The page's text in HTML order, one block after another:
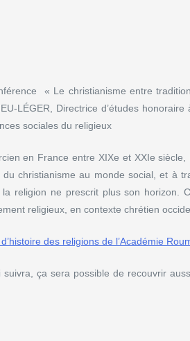
« Le christianisme entre
LÉGER, Directrice d’études honoraire
sociales du religieux
en France entre XIXe et XXIe
christianisme au monde social, et à
religion ne prescrit plus son horizon.
religieux, en contexte chrétien
des religions de l’Académie
ça sera possible de recouvrir